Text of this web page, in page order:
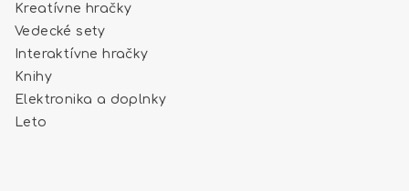
Kreatívne hračky
Vedecké sety
Interaktívne hračky
Knihy
Elektronika a doplnky
Leto